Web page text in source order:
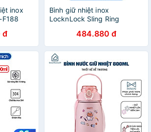
inox
F188
đ
Bình giữ nhiệt inox
LocknLock Sling Ring
800ml LHC4322, Hàng
chính hãng, quai cầm tiện lợi
- JoyMall
484.880 đ